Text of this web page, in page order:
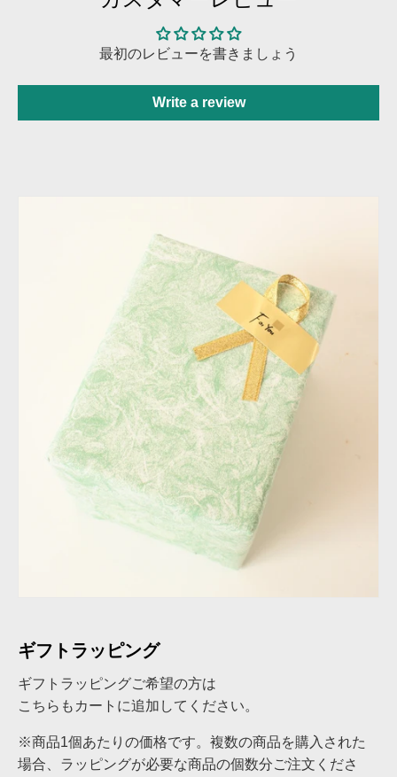
最初のレビューを書きましょう
Write a review
ギフトラッピング
ギフトラッピングご希望の方は
こちらもカートに追加してください。
※商品1個あたりの価格です。複数の商品を購入された
場合、ラッピングが必要な商品の個数分ご注文くださ